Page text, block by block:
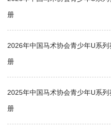
册
2026年中国马术协会青少年U系
册
2025年中国马术协会青少年U系
册